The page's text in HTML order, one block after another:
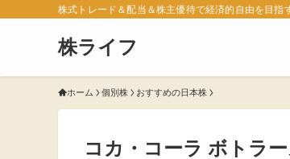
株式トレード＆配当＆株主優待で経済的自由を目指
株ライフ
ホーム 個別株 おすすめの日本株
コカ・コーラ ボトラ